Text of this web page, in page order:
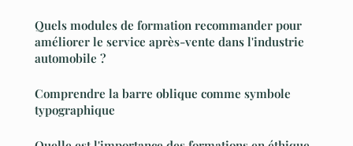
Quels modules de formation recommander pour
améliorer le service après-vente dans l'industrie
automobile ?
Comprendre la barre oblique comme symbole
typographique